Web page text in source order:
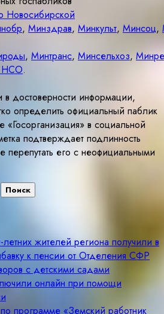
Новосибирской
, Минздрав, Минкульт, Минсоц,
, Минтранс, Минсельхоз,
НСО.
в достоверности информации,
определить официальный паблик
«Госорганизация» в социальной
подтверждает подлинность
перепутать его с неофициальными
жителей региона получили в
к пенсии от Отделения СФР
с детскими садами
онлайн при помощи
программе «Земский работник